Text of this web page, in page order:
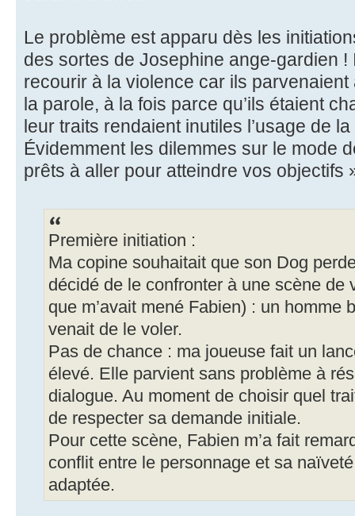
Le problème est apparu dès les
des sortes de Josephine ange-gardien !
recourir à la violence car ils
la parole, à la fois parce qu’ils étaient
leur traits rendaient inutiles l’usage de
Évidemment les dilemmes sur le mode
prêts à aller pour atteindre vos objectifs
Première initiation :
Ma copine souhaitait que son Dog
décidé de le confronter à une scène de
que m’avait mené Fabien) : un homme
venait de le voler.
Pas de chance : ma joueuse fait un
élevé. Elle parvient sans problème à
dialogue. Au moment de choisir quel
de respecter sa demande initiale.
Pour cette scène, Fabien m’a fait
conflit entre le personnage et sa
adaptée.